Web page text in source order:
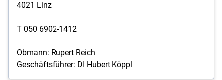
4021 Linz
T 050 6902-1412
Obmann: Rupert Reich
Geschäftsführer: DI Hubert Köppl